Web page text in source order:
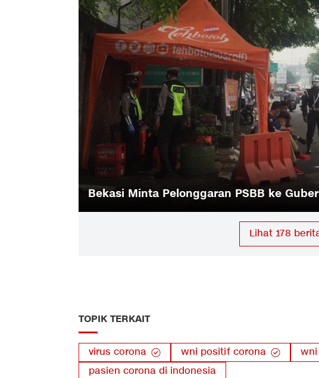
36 Remaja Aksi Balap Liar saat PSBB di
Lihat 178
TOPIK TERKAIT
virus corona wni positif corona
pasien corona di indonesia